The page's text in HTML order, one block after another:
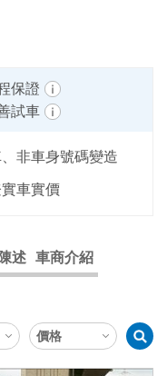
保證
試車
非車身號碼變造
車實價
述 車商介紹